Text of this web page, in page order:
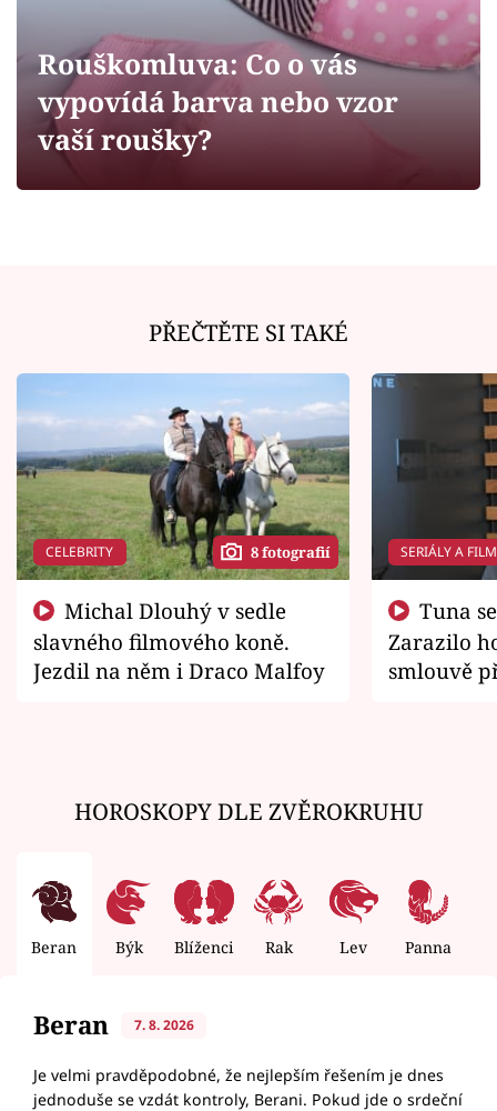
Sledujte prima+
Filmový festival Karlovy Vary
Sledujte nás
Rouškomluva: Co o vás
vypovídá barva nebo vzor
vaší roušky?
PŘEČTĚTE SI TAKÉ
CELEBRITY 8 fotografií
slavného filmového koně.
Jezdil na něm i Draco Malfoy
SERIÁLY A
Zarazilo
smlouvě
HOROSKOPY DLE ZVĚROKRUHU
Beran Býk Blíženci Rak Lev Panna
Beran 7. 8. 2026
Je velmi pravděpodobné, že nejlepším řešením je dnes
jednoduše se vzdát kontroly, Berani. Pokud jde o srdeční